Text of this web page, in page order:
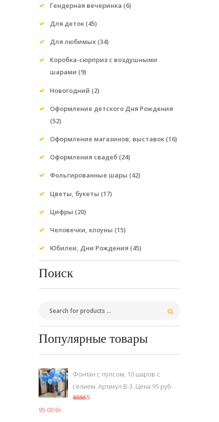
Гендерная вечеринка (6)
Для деток (45)
Для любимых (34)
Коробка-сюрприз с воздушными
шарами (9)
Новогодний (2)
Оформление детского Дня Рождения
(52)
Оформление магазинов, выставок (16)
Оформления свадеб (24)
Фольгированные шары (42)
Цветы, букеты (17)
Цифры (20)
Человечки, клоуны (15)
Юбилеи, Дни Рождения (45)
Поиск
Популярные товары
Фонтан с пупсом, 10 шаров с
гелием. Артикул В-3. Цена 95 руб
95.00 Br